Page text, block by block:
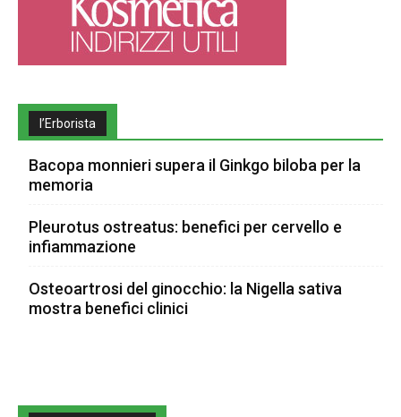
l’Erborista
Bacopa monnieri supera il Ginkgo biloba per la
memoria
Pleurotus ostreatus: benefici per cervello e
infiammazione
Osteoartrosi del ginocchio: la Nigella sativa
mostra benefici clinici